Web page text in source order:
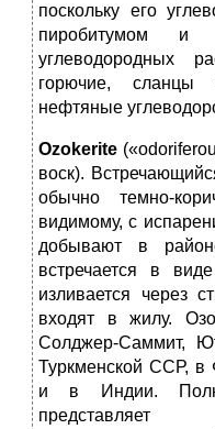
поскольку его
пиробитумом и
углеводородных
горючие, сланцы
нефтяные
Ozokerite
воск).
обычно темно-
видимому, с
добывают в
встречается в
изливается через
входят в жилу.
Солджер-Саммит,
Туркменской ССР, в
и в Индии.
представляет